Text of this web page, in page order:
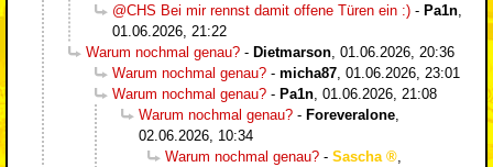
@CHS Bei mir rennst damit offene Türen ein :) - Pa1n
01.06.2026, 21:22
Warum nochmal genau? - Dietmarson 01.06.2026, 20:36
Warum nochmal genau? - micha87 01.06.2026, 23:01
Warum nochmal genau? - Pa1n 01.06.2026, 21:08
Warum nochmal genau? - Foreveralone
02.06.2026, 10:34
Warum nochmal genau? - Sascha